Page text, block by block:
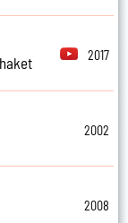
2017
2002
2008